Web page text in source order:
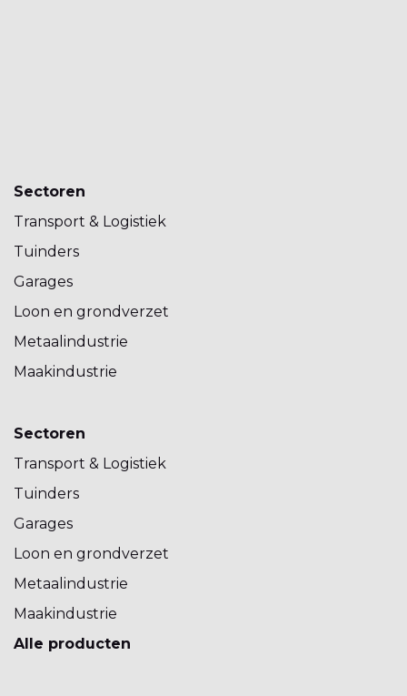
Sectoren
Transport & Logistiek
Tuinders
Garages
Loon en grondverzet
Metaalindustrie
Maakindustrie
Sectoren
Transport & Logistiek
Tuinders
Garages
Loon en grondverzet
Metaalindustrie
Maakindustrie
Alle producten